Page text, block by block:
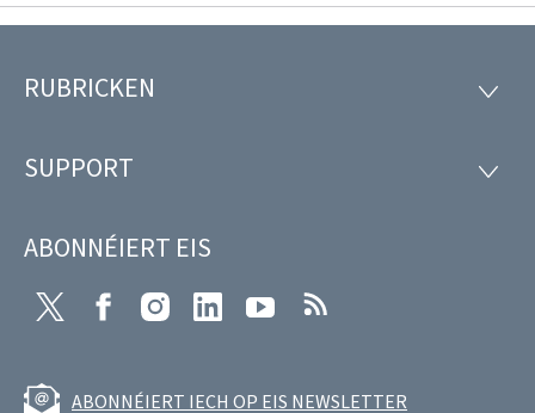
Fousszeil
RUBRICKEN
SUPPORT
ABONNÉIERT EIS
Twitter FacebookInstagramLinkedIn Youtube
ABONNÉIERT IECH OP EIS NEWSLETTER